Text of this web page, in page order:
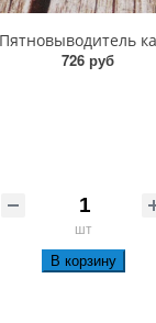
726 руб
шт
В корзину